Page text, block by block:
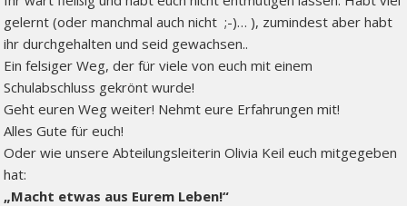
gelernt (oder manchmal auch nicht ;-)… ), zumindest aber habt
ihr durchgehalten und seid gewachsen..
Ein felsiger Weg, der für viele von euch mit einem
Schulabschluss gekrönt wurde!
Geht euren Weg weiter! Nehmt eure Erfahrungen mit!
Alles Gute für euch!
Oder wie unsere Abteilungsleiterin Olivia Keil euch mitgegeben
hat:
„Macht etwas aus Eurem Leben!“